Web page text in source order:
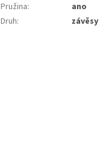
Pružina:
ano
Druh: závěsy